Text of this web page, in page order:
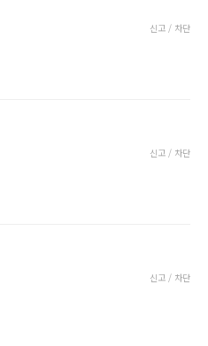
신고 / 차단
신고 / 차단
신고 / 차단